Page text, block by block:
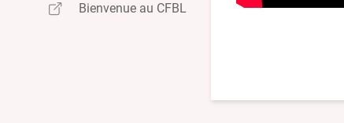
Bienvenue au CFBL